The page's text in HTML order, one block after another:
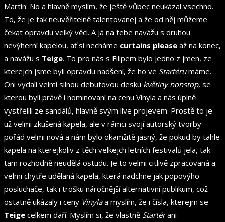
Martin: No a hlavně myslím, že ještě vůbec neukázal vsechno.
To, že je tak neuvěřitelně talentovanej a že od něj můžeme
čekat opravdu velký věci. A já na tebe navážu s druhou
nevýherní kapelou, ať si necháme curtains please až na konec,
a navážu s Teige. To pro nás s Filipem bylo jedno z jmen, ze
kterejch jsme byli opravdu nadšení, že ho ve Startérumáme.
Oni vydali velmi silnou debutovou desku květiny nonstop, se
kterou byli právě i nominovaní na cenu Vinyla a nás úplně
vystřelili ze sandálů, hlavně svým live projevem. Prostě to je
už velmi zkušená kapela, ale v rámci svojí autorský tvorby
pořád velmi nová a nám bylo okamžitě jasný, že pokud by tahle
kapela na kterejkoliv z těch velkejch letních festivalů jela, tak
tam rozhodně neudělá ostudu. Je to velmi citlivě zpracovaná a
velmi chytře udělaná kapela, která nadchne jak popovýho
posluchače, tak i trošku náročnější alternativní publikum, což
ostatně ukázaly i ceny Vinylaa myslím, že i čísla, kterejm se
Teige celkem daří. Myslím si, že vlastně Startérani